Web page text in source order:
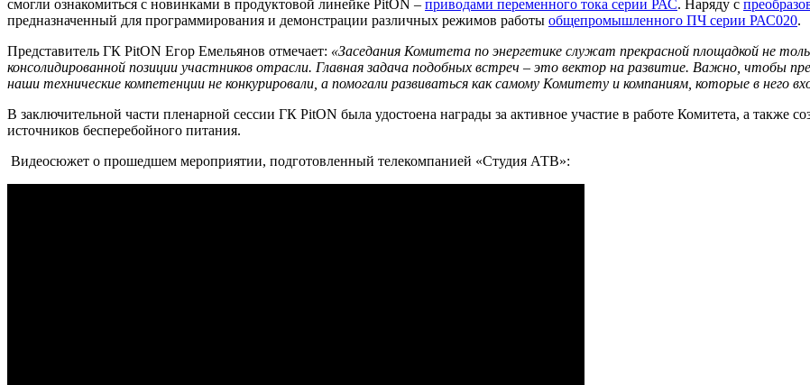
смогли ознакомиться с новинками в продуктовой линейке PitON – приводами переменного тока серии РАС. Наряду с
предназначенный для программирования и демонстрации различных режимов работы общепромышленного ПЧ серии РАС020.
Представитель ГК PitON Егор Емельянов отмечает: «Заседания Комитета по энергетике служат прекрасной площадкой не
консолидированной позиции участников отрасли. Главная задача подобных встреч – это вектор на развитие. Важно, чтобы
наши технические компетенции не конкурировали, а помогали развиваться как самому Комитету и компаниям, которые в него
В заключительной части пленарной сессии ГК PitON была удостоена награды за активное участие в работе Комитета, а
источников бесперебойного питания.
Видеосюжет о прошедшем мероприятии, подготовленный телекомпанией «Студия АТВ»: